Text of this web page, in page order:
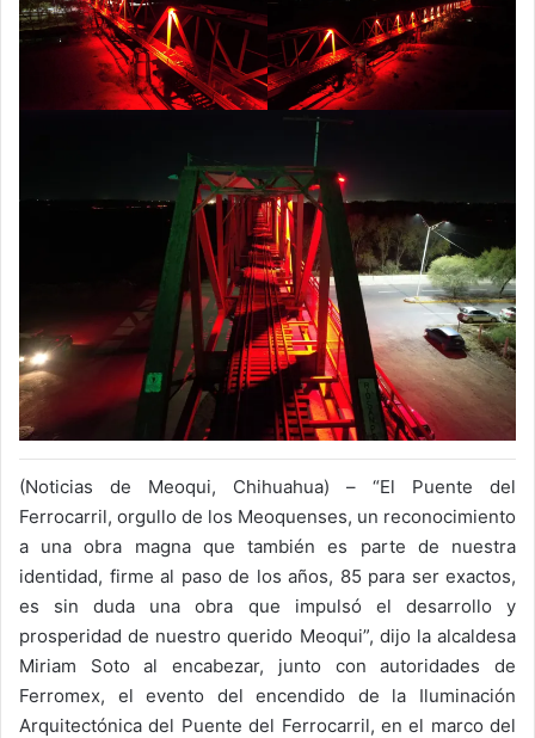
(Noticias de Meoqui, Chihuahua) – “El Puente del
Ferrocarril, orgullo de los Meoquenses, un reconocimiento
a una obra magna que también es parte de nuestra
identidad, firme al paso de los años, 85 para ser exactos,
es sin duda una obra que impulsó el desarrollo y
prosperidad de nuestro querido Meoqui”, dijo la alcaldesa
Miriam Soto al encabezar, junto con autoridades de
Ferromex, el evento del encendido de la Iluminación
Arquitectónica del Puente del Ferrocarril, en el marco del